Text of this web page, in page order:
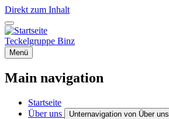
Direkt zum Inhalt
Teckelgruppe Binz
Menü
Main navigation
Startseite
Über uns
Unternavigation von Über uns